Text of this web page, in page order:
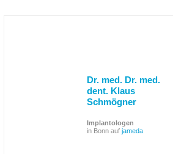
Dr. med. Dr. med.
dent. Klaus
Schmögner
Implantologen
in Bonn auf jameda